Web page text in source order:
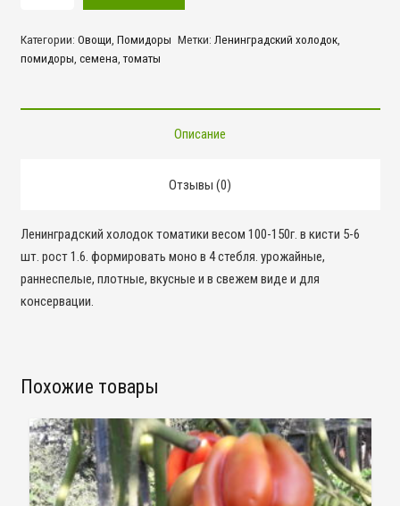
холодок
Категории: Овощи Помидоры Метки: Ленинградский холодок
помидоры семена томаты
Описание
Отзывы (0)
Ленинградский холодок томатики весом 100-150г. в кисти 5-6
шт. рост 1.6. формировать моно в 4 стебля. урожайные,
раннеспелые, плотные, вкусные и в свежем виде и для
консервации.
Похожие товары